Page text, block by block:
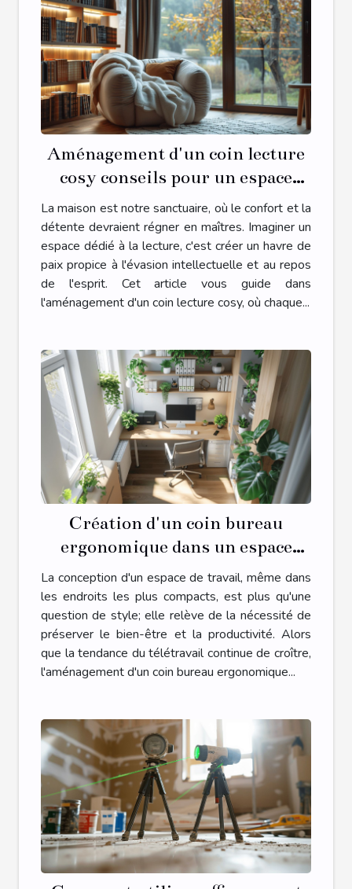
Aménagement d'un coin lecture
cosy conseils pour un espace
détente réussi
La maison est notre sanctuaire, où le confort et la
détente devraient régner en maîtres. Imaginer un
espace dédié à la lecture, c'est créer un havre de
paix propice à l'évasion intellectuelle et au repos
de l'esprit. Cet article vous guide dans
l'aménagement d'un coin lecture cosy, où chaque...
Création d'un coin bureau
ergonomique dans un espace
restreint
La conception d'un espace de travail, même dans
les endroits les plus compacts, est plus qu'une
question de style; elle relève de la nécessité de
préserver le bien-être et la productivité. Alors
que la tendance du télétravail continue de croître,
l'aménagement d'un coin bureau ergonomique...